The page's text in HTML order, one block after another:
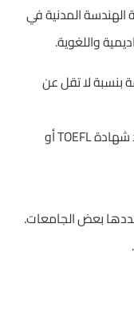
الهندسة المدنية في
واللغوية.
بنسبة لا تقل عن
إتقان اللغة الإنجليزية (يفضل وجود شهادة TOEFL أو
تحددها بعض الجامعات.